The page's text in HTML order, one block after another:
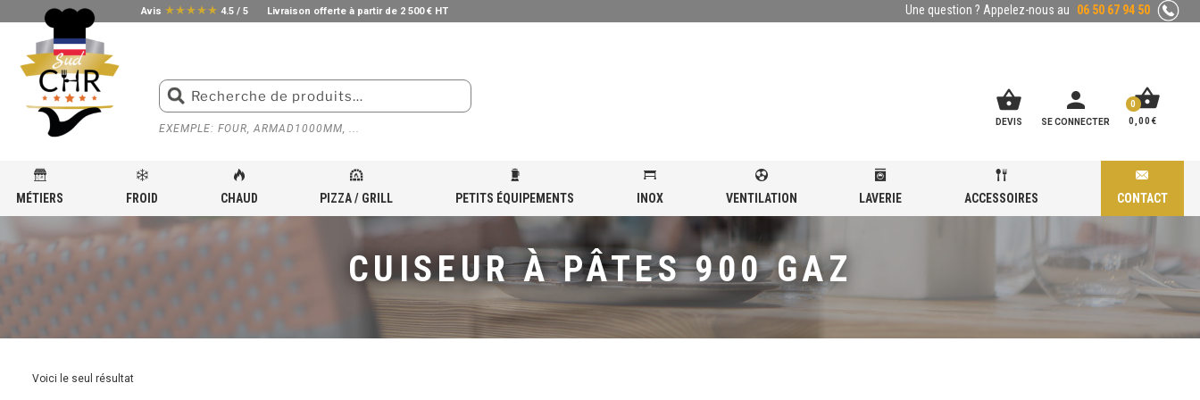
Une question ? Appelez-nous au 06 50 67 94 50
Avis star_ratestar_ratestar_ratestar_ratestar_rate 4.5 / 5 Livraison offerte à partir de 2 500 € HT
shopping_basket
DEVIS
person
SE CONNECTER
shopping_basket
0,00€
0
EXEMPLE: FOUR, ARMAD1000MM, ...
MÉTIERS FROID CHAUD PIZZA / GRILL PETITS ÉQUIPEMENTS INOX VENTILATION LAVERIE ACCESSOIRES CONTACT
ACCUEIL »MATÉRIEL DE CUISSON POUR CUISINE PROFESSIONNELLE CUISEUR À PÂTES CUISEUR À PÂTES 900 GAZ
CUISEUR À PÂTES 900 GAZ
Voici le seul résultat